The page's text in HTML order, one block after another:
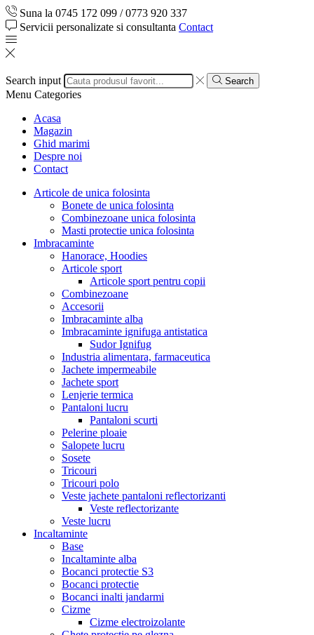
Suna la 0745 172 099 / 0773 920 337
Servicii personalizate si consultanta Contact
Search input Search
Menu Categories
Acasa
Magazin
Ghid marimi
Despre noi
Contact
Articole de unica folosinta
Bonete de unica folosinta
Combinezoane unica folosinta
Masti protectie unica folosinta
Imbracaminte
Hanorace, Hoodies
Articole sport
Articole sport pentru copii
Combinezoane
Accesorii
Imbracaminte alba
Imbracaminte ignifuga antistatica
Sudor Ignifug
Industria alimentara, farmaceutica
Jachete impermeabile
Jachete sport
Lenjerie termica
Pantaloni lucru
Pantaloni scurti
Pelerine ploaie
Salopete lucru
Sosete
Tricouri
Tricouri polo
Veste jachete pantaloni reflectorizanti
Veste reflectorizante
Veste lucru
Incaltaminte
Base
Incaltaminte alba
Bocanci protectie S3
Bocanci protectie
Bocanci inalti jandarmi
Cizme
Cizme electroizolante